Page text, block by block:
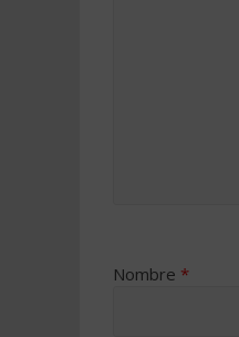
Nombre *